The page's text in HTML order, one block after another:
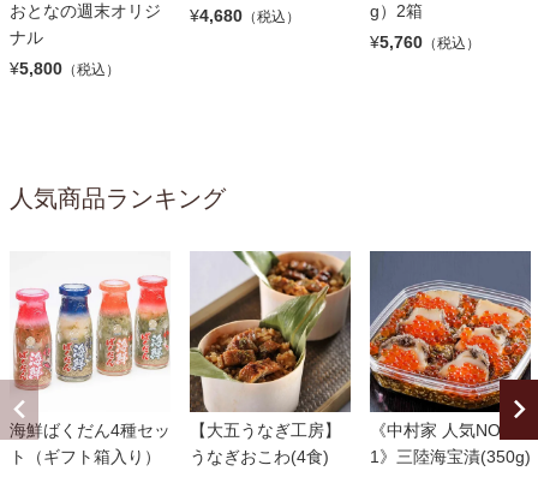
おとなの週末オリジ
ナル
¥5,800 （税込）
¥4,680 （税込）
g）2箱
¥5,760 （税込）
人気商品ランキング
海鮮ばくだん4種セッ
ト（ギフト箱入り）
【大五うなぎ工房】
うなぎおこわ(4食)
《中村家 人気NO.
1》三陸海宝漬(350g)